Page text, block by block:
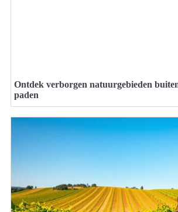
Ontdek verborgen natuurgebieden
paden